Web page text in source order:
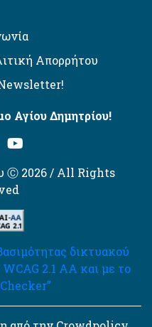
Απορρήτου
Αγίου Δημητρίου!
Ⓒ 2026 / All Rights
δικτυακού
2.1 AA και με το